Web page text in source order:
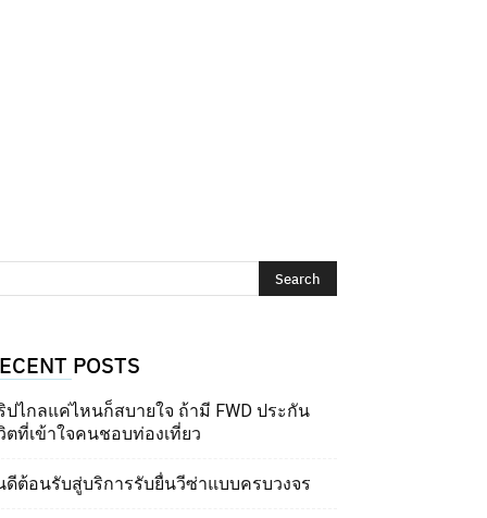
POSTS
ปไกลแค่ไหนก็สบายใจ ถ้ามี FWD ประกัน
ตที่เข้าใจคนชอบท่องเที่ยว
ดีต้อนรับสู่บริการรับยื่นวีซ่าแบบครบวงจร